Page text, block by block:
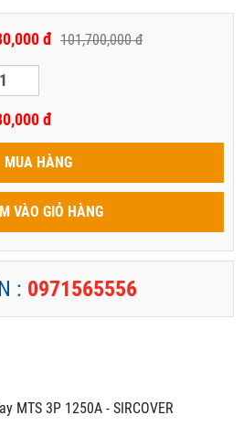
đ 101,700,000 đ
đ
MUA HÀNG
VÀO GIỎ HÀNG
: 0971565556
MTS 3P 1250A - SIRCOVER